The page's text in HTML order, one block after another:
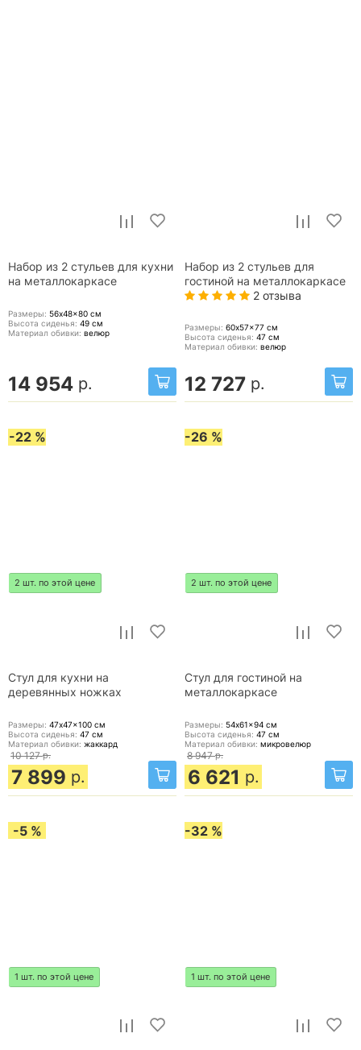
Набор из 2 стульев для кухни
на металлокаркасе
Размеры: 56x48x80 см
Высота сиденья: 49 см
Материал обивки: велюр
14 954 р.
Набор из 2 стульев для
гостиной на металлокаркасе
2 отзыва
Размеры: 60x57x77 см
Высота сиденья: 47 см
Материал обивки: велюр
12 727 р.
-22 %
2 шт. по этой цене
Стул для кухни на
деревянных ножках
Размеры: 47x47x100 см
Высота сиденья: 47 см
Материал обивки: жаккард
10 127 р.
7 899 р.
-26 %
2 шт. по этой цене
Стул для гостиной на
металлокаркасе
Размеры: 54x61x94 см
Высота сиденья: 47 см
Материал обивки: микровелюр
8 947 р.
6 621 р.
-5 %
1 шт. по этой цене
-32 %
1 шт. по этой цене